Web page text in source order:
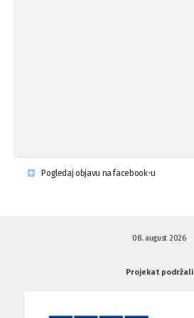
Pogledaj objavu na facebook-u
08. august 2026
Projekat podržali